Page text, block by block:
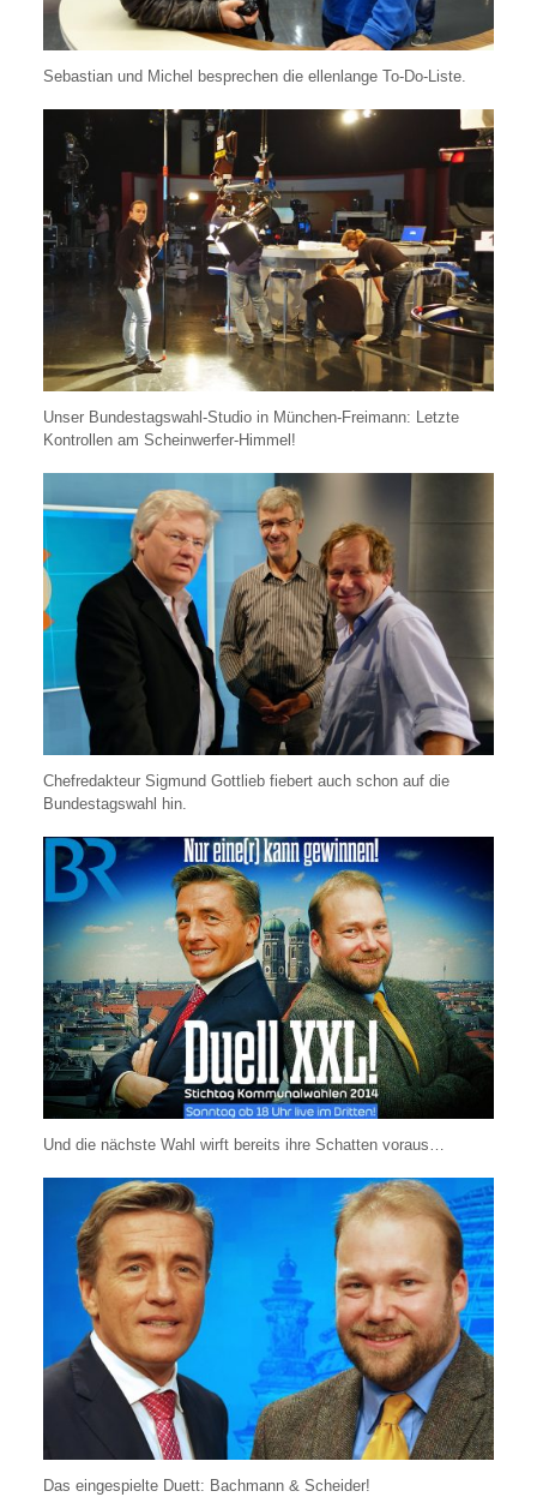
Sebastian und Michel besprechen die ellenlange To-Do-Liste.
Unser Bundestagswahl-Studio in München-Freimann: Letzte
Kontrollen am Scheinwerfer-Himmel!
Chefredakteur Sigmund Gottlieb fiebert auch schon auf die
Bundestagswahl hin.
Und die nächste Wahl wirft bereits ihre Schatten voraus…
Das eingespielte Duett: Bachmann & Scheider!